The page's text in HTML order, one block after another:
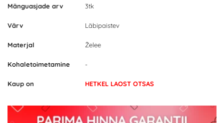
Mänguasjade arv 3tk
Värv Läbipaistev
Materjal Želee
Kohaletoimetamine -
Kaup on HETKEL LAOST OTSAS